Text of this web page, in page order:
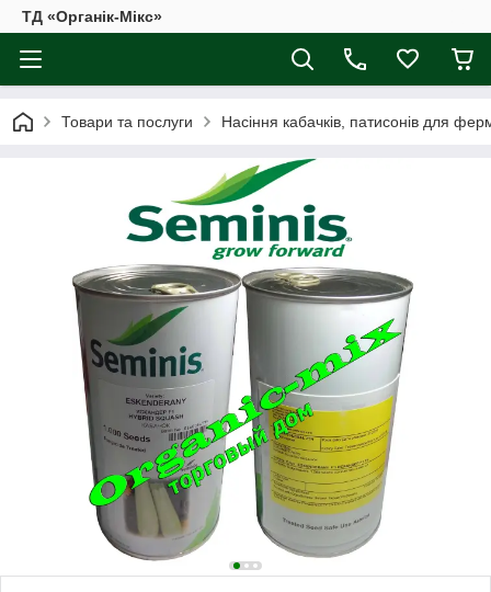
ТД «Органік-Мікс»
Товари та послуги Насіння кабачків, патисонів для